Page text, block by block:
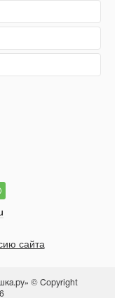
сайта
© Copyright